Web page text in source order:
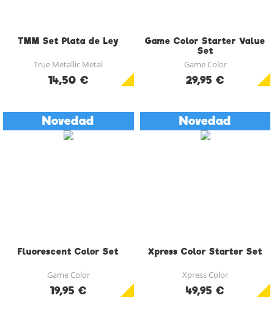
TMM Set Plata de Ley
True Metallic Metal
14,50 €
Game Color Starter Value
Set
Game Color
29,95 €
Fluorescent Color Set
Game Color
19,95 €
Novedad
Xpress Color Starter Set
Xpress Color
49,95 €
Novedad